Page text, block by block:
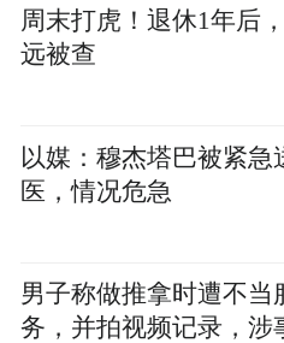
频)为凤凰网旗下自媒体平
布，本平台仅提供信息存储空
Notice: The content
pictures and audios if
platform and merely
space services.”
周末打虎！退休1年后
远被查
以媒：穆杰塔巴被紧急
医，情况危急
男子称做推拿时遭不当
务，并拍视频记录，涉